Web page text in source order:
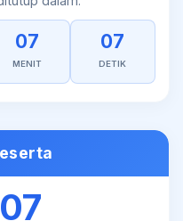
07
MENIT
07
DETIK